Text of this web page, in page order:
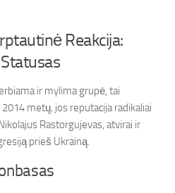
Reakcija:
ir mylima grupė, tai
metų, jos reputacija radikaliai
Rastorgujevas, atvirai ir
prieš Ukrainą.